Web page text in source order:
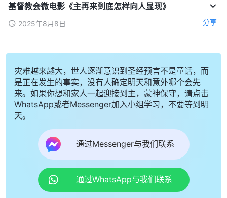
基督教会微电影《主再来到底怎样向人显现》
2025年8月8日 分享
灾难越来越大，世人逐渐意识到圣经预言不是童话，而
是正在发生的事实，没有人确定明天和意外哪个会先
来。如果你想和家人一起迎接到主，蒙神保守，请点击
WhatsApp或者Messenger加入小组学习，不要等到明
天。
通过Messenger与我们联系
通过WhatsApp与我们联系